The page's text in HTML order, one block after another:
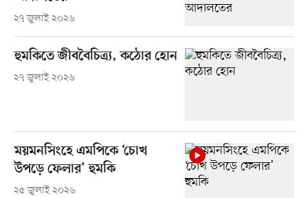
২৭ জুলাই ২০২৬
হুমকিতে জীববৈচিত্র্য, কঠোর হোন
২৭ জুলাই ২০২৬
ময়মনসিংহে এমপিকে ‘চোখ
উপড়ে ফেলার’ হুমকি
২৫ জুলাই ২০২৬